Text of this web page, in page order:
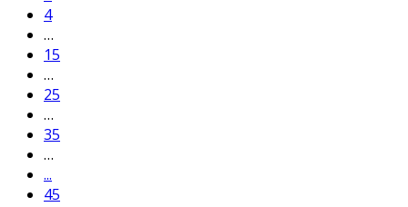
4
…
15
…
25
…
35
…
...
45